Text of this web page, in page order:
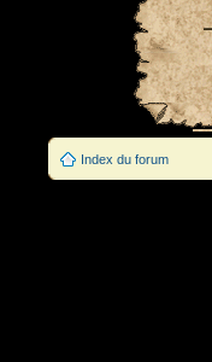
Index du forum